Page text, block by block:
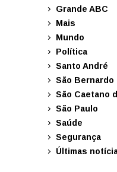
Grande ABC
Mais
Mundo
Política
Santo André
São Bernardo
São Caetano
São Paulo
Saúde
Segurança
Últimas